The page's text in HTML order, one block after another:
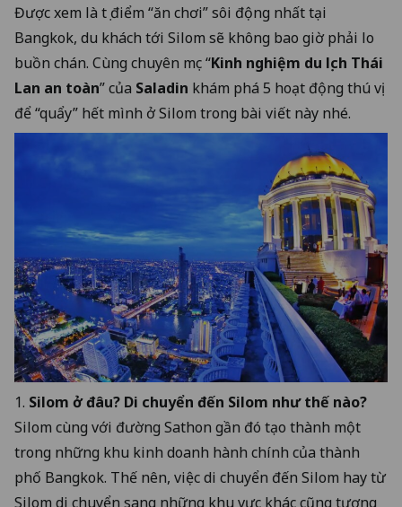
Được xem là tụ điểm “ăn chơi” sôi động nhất tại
Bangkok, du khách tới Silom sẽ không bao giờ phải lo
buồn chán. Cùng chuyên mục “Kinh nghiệm du lịch Thái
Lan an toàn” của Saladin khám phá 5 hoạt động thú vị
để “quẩy” hết mình ở Silom trong bài viết này nhé.
1. Silom ở đâu? Di chuyển đến Silom như thế nào?
Silom cùng với đường Sathon gần đó tạo thành một
trong những khu kinh doanh hành chính của thành
phố Bangkok. Thế nên, việc di chuyển đến Silom hay từ
Silom di chuyển sang những khu vực khác cũng tương